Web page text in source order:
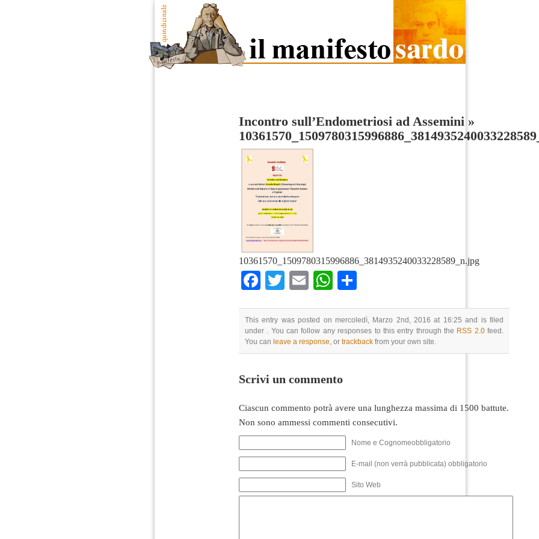
Incontro sull’Endometriosi ad Assemini »
10361570_1509780315996886_3814935240033228589_n.jpg
Facebook
TwitterEmailWhatsApp
This entry was posted on mercoledì, Marzo 2nd, 2016 at 16:25 and is filed
under . You can follow any responses to this entry through the RSS 2.0feed.
You can leave a response, or trackback from your own site.
Scrivi un commento
Ciascun commento potrà avere una lunghezza massima di 1500 battute.
Non sono ammessi commenti consecutivi.
Nome e Cognomeobbligatorio
E-mail (non verrà pubblicata) obbligatorio
Sito Web